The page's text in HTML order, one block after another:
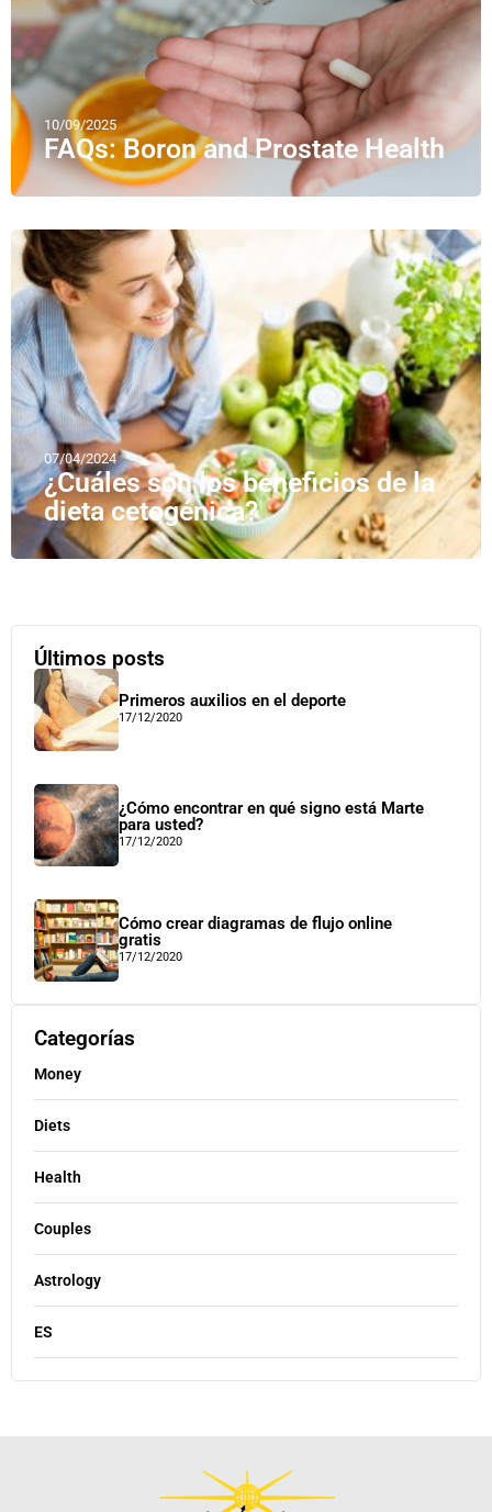
10/09/2025
FAQs: Boron and Prostate Health
07/04/2024
¿Cuáles son los beneficios de la
dieta cetogénica?
Últimos posts
Primeros auxilios en el deporte
17/12/2020
¿Cómo encontrar en qué signo está Marte
para usted?
17/12/2020
Cómo crear diagramas de flujo online
gratis
17/12/2020
Categorías
Money
Diets
Health
Couples
Astrology
ES